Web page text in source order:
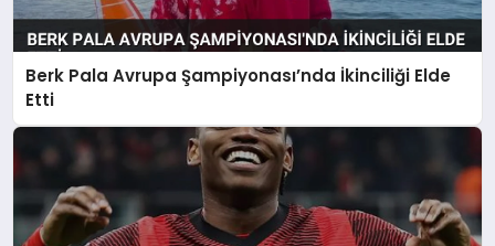
Berk Pala Avrupa Şampiyonası’nda İkinciliği Elde
Etti